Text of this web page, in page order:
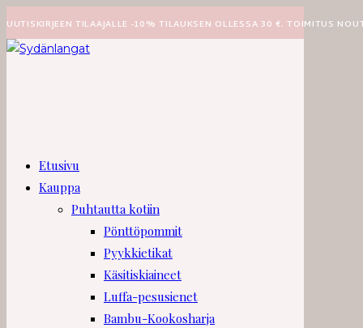
UUTISKIRJEEN TILAAJALLE -10% TILAUKSEN OLLESSA 30 €. TOIMITUS
Etusivu
Kauppa
Puhtautta kotiin
Pönttöpommit
Pyykkietikat
Käsitiskiaineet
Luffa-pesusienet
Bambu-Kookosharja